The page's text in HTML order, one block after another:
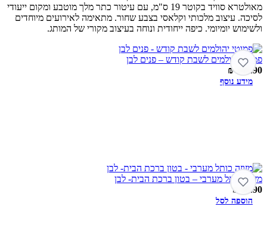
מאולטרא סוויד בקוטר 19 ס"מ, עם עיטור כתר מלך מוטבע ומקום ייעודי
לסיכה. עיצוב מלכותי וקלאסי בצבע שחור. מתאימה לאירועים מיוחדים
ולשימוש יומיומי. כיפה ייחודית ונוחה בעיצוב מקורי של המותג.
פמוטי יהולמים לשבת קודש – פנים לבן
249.90
₪
מידע נוסף
מזוזה כותל מערבי – בטון ברכת הבית- לבן
99.90
₪
הוספה לסל